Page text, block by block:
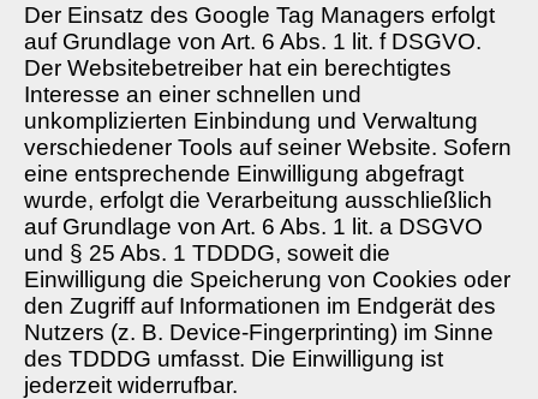
Der Einsatz des Google Tag Managers erfolgt
auf Grundlage von Art. 6 Abs. 1 lit. f DSGVO.
Der Websitebetreiber hat ein berechtigtes
Interesse an einer schnellen und
unkomplizierten Einbindung und Verwaltung
verschiedener Tools auf seiner Website. Sofern
eine entsprechende Einwilligung abgefragt
wurde, erfolgt die Verarbeitung ausschließlich
auf Grundlage von Art. 6 Abs. 1 lit. a DSGVO
und § 25 Abs. 1 TDDDG, soweit die
Einwilligung die Speicherung von Cookies oder
den Zugriff auf Informationen im Endgerät des
Nutzers (z. B. Device-Fingerprinting) im Sinne
des TDDDG umfasst. Die Einwilligung ist
jederzeit widerrufbar.